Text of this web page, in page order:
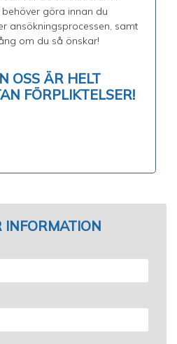
göra innan du
ansökningsprocessen, samt
om du så önskar!
OSS ÄR HELT
FÖRPLIKTELSER!
INFORMATION